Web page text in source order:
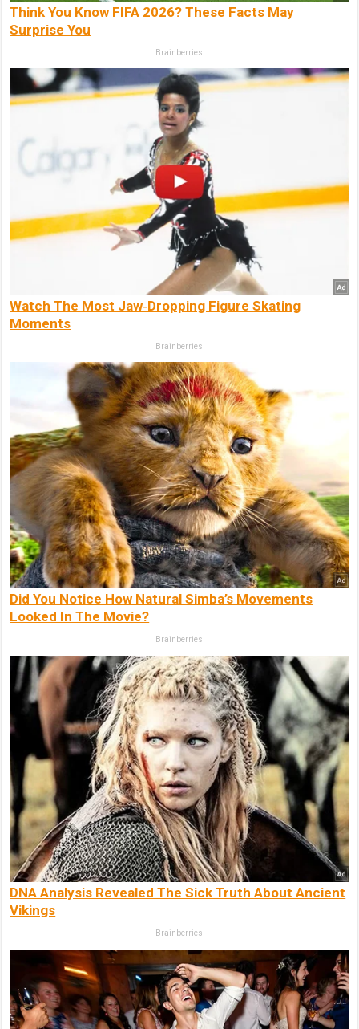
Think You Know FIFA 2026? These Facts May
Surprise You
Brainberries
Watch The Most Jaw‑Dropping Figure Skating
Moments
Brainberries
Did You Notice How Natural Simba’s Movements
Looked In The Movie?
Brainberries
DNA Analysis Revealed The Sick Truth About Ancient
Vikings
Brainberries